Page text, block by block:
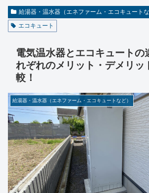
給湯器・温水器（エネファーム・エコキュートな
エコキュート
電気温水器とエコキュートの
れぞれのメリット・デメリッ
較！
給湯器・温水器（エネファーム・エコキュートなど）